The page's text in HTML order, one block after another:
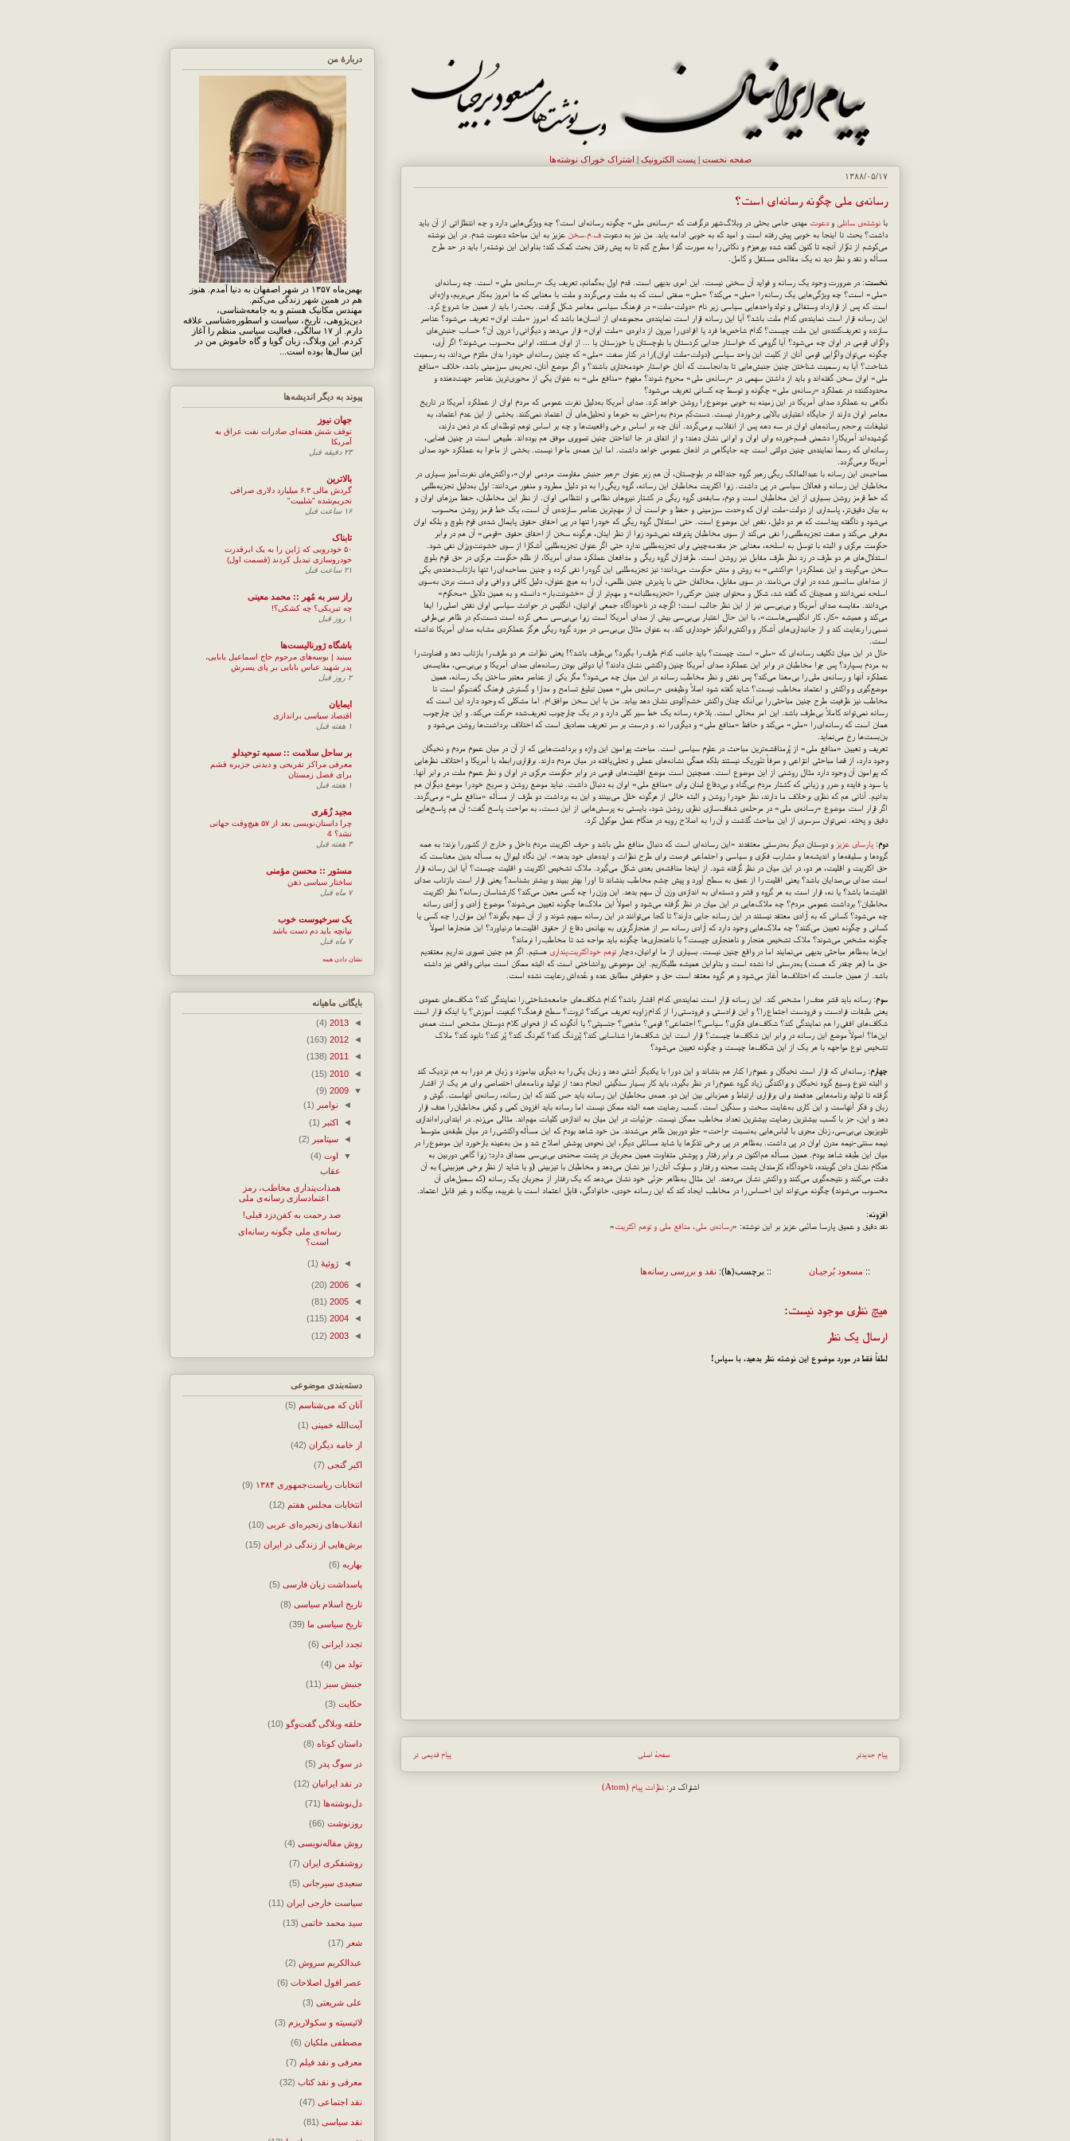
صفحه نخست | پست الکترونيک | اشتراک خوراک نوشته‌ها
۱۳۸۸/۰۵/۱۷
رسانه‌ی ملی چگونه رسانه‌ای است؟
با نوشته‌ی سانلی و دعوت مهدی جامی بحثی در وبلاگ‌شهر درگرفت که «رسانه‌ی ملی» چگونه رسانه‌ای است؟ چه ویژگی‌هایی دارد و چه انتظاراتی از آن باید
داشت؟ بحث تا اینجا به خوبی پیش رفته است و امید که به خوبی ادامه یابد. من نیز به دعوتف.م.سخن عزیز به این مباحثه دعوت شدم. در این نوشته
می‌کوشم از تکرار آنچه تا کنون گفته شده بپرهیزم و نکاتی را به صورت گذرا مطرح کنم تا به پیش رفتن بحث کمک کند؛ بنابراین این نوشته را باید در حد طرح
مسأله و نقد و نظر دید نه یک مقاله‌ی مستقل و کامل.
نخست: در ضرورت وجود یک رسانه و فواید آن سخنی نیست. این امری بدیهی است. قدم اول به‌گمانم، تعریف یک «رسانه‌ی ملی» است. چه رسانه‌ای
«ملی» است؟ چه ویژگی‌هایی یک رسانه را «ملی» می‌کند؟ «ملی» صفتی است که به ملت برمی‌گردد و ملت با معنایی که ما امروز به‌کار می‌بریم، واژه‌ای
است که پس از قرارداد وستفالی و تولد واحدهایی سیاسی زیر نام «دولت-ملت» در فرهنگ سیاسی معاصر شکل گرفت. بحث را باید از همین جا شروع کرد.
این رسانه قرار است نماینده‌ی کدام ملت باشد؟ آیا این رسانه قرار است نماینده‌ی مجموعه‌ای از انسان‌ها باشد که امروز «ملت ایران» تعریف می‌شود؟ عناصر
سازنده و تعریف‌کننده‌ی این ملت چیست؟ کدام شاخص‌ها فرد یا افرادی را بیرون از دایره‌ی «ملت ایران» قرار می‌دهد و دیگرانی را درون آن؟ حساب جنبش‌های
واگرای قومی در ایران چه می‌شود؟ آیا گروهی که خواستار جدایی کردستان یا بلوچستان یا خوزستان یا ... از ایران هستند، ایرانی محسوب می‌شوند؟ اگر آری،
چگونه می‌توان واگرایی قومی آنان از کلیت این واحد سیاسی (دولت-ملت ایران) را در کنار صفت «ملی» که چنین رسانه‌ای خود را بدان ملتزم می‌داند، به رسمیت
شناخت؟ آیا به رسمیت شناختن چنین جنبش‌هایی تا بدانجاست که آنان خواستار خودمختاری باشند؟ و اگر موضع آنان، تجریه‌ی سرزمینی باشد، خلاف «منافع
ملی» ایران سخن گفته‌اند و باید از داشتن سهمی در «رسانه‌ی ملی» محروم شوند؟ مفهوم «منافع ملی» به عنوان یکی از محوری‌ترین عناصر جهت‌دهنده و
محدودکننده در عملکرد «رسانه‌ی ملی» چگونه و توسط چه کسانی تعریف می‌شود؟
نگاهی به عملکرد صدای آمریکا در این زمینه به خوبی موضوع را روشن خواهد کرد. صدای آمریکا به‌دلیل نفرت عمومی که مردم ایران از عملکرد آمریکا در تاریخ
معاصر ایران دارند از جایگاه اعتباری بالایی برخوردار نیست. دست‌کم مردم به راحتی به خبرها و تحلیل‌های آن اعتماد نمی‌کنند. بخشی از این عدم اعتماد، به
تبلیغات پرحجم رسانه‌های ایران در سه دهه پس از انقلاب برمی‌گردد. آنان چه بر اساس برخی واقعیت‌ها و چه بر اساس توهم توطئه‌ای که در ذهن دارند،
کوشیده‌اند آمریکا را دشمنی قسم‌خورده برای ایران و ایرانی نشان دهند؛ و از اتفاق در جا انداختن چنین تصویری موفق هم بوده‌اند. طبیعی است در چنین فضایی،
رسانه‌ای که رسماً نماینده‌ی چنین دولتی است چه جایگاهی در اذهان عمومی خواهد داشت. اما این همه‌ی ماجرا نیست. بخشی از ماجرا به عملکرد خود صدای
آمریکا برمی‌گردد.
مصاحبه‌ی این رسانه با عبدالمالک ریگی رهبر گروه جندالله در بلوچستان، آن هم زیر عنوان «رهبر جنبش مقاومت مردمی ایران»، واکنش‌های نفرت‌آمیز بسیاری در
مخاطبان این رسانه و فعالان سیاسی در پی داشت. زیرا اکثریت مخاطبان این رسانه، گروه ریگی را به دو دلیل مطرود و منفور می‌دانند: اول به‌دلیل تجزیه‌طلبی
که خط قرمز روشن بسیاری از این مخاطبان است و دوم، سابقه‌ی گروه ریگی در کشتار نیروهای نظامی و انتظامی ایران. از نظر این مخاطبان، حفظ مرزهای ایران و
به بیان دقیق‌تر، پاسداری از دولت-ملت ایران که وحدت سرزمینی و حفظ و حراست آن از مهم‌ترین عناصر سازنده‌ی آن است، یک خط قرمز روشن محسوب
می‌شود و ناگفته پیداست که هر دو دلیل، نقض این موضوع است. حتی استدلال گروه ریگی که خود را تنها در پی احقاق حقوق پایمال شده‌ی قوم بلوچ و بلکه ایران
معرفی می‌کند و صفت تجزیه‌طلبی را نفی می‌کند از سوی مخاطبان پذیرفته نمی‌شود زیرا از نظر اینان، هرگونه سخن از احقاق حقوق «قومی» آن هم در برابر
حکومت مرکزی و البته با توسل به اسلحه، معنایی جز مقدمه‌چینی برای تجزیه‌طلبی ندارد حتی اگر عنوان تجزیه‌طلبی آشکارا از سوی خشونت‌ورزان نفی شود.
استدلال‌های هر دو طرف در رد نظر طرف مقابل نیز روشن است. طرفداران گروه ریگی و مدافعان عملکرد صدای آمریکا، از ظلم حکومت مرکزی در حق قوم بلوچ
سخن می‌گویند و این عملکرد را «واکنشی» به روش و منش حکومت می‌دانند؛ نیز تجزیه‌طلبی این گروه را نفی کرده و چنین مصاحبه‌ای را تنها بازتاب‌دهنده‌ی یکی
از صداهای سانسور شده در ایران می‌نامند. در سوی مقابل، مخالفان حتی با پذیرش چنین ظلمی، آن را به هیچ عنوان، دلیل کافی و وافی برای دست بردن به‌سوی
اسلحه نمی‌دانند و همچنان که گفته شد، شکل و محتوای چنین حرکتی را «تجزیه‌طلبانه» و مهم‌تر از آن «خشونت‌بار» دانسته و به همین دلایل «محکوم»
می‌دانند. مقایسه صدای آمریکا و بی‌بی‌سی نیز از این نظر جالب است؛ اگرچه در ناخودآگاه جمعی ایرانیان، انگلیس در حوادث سیاسی ایران نقش اصلی را ایفا
می‌کند و همیشه «کار، کار انگلیسی‌هاست»، با این حال اعتبار بی‌بی‌سی بیش از صدای آمریکا است زیرا بی‌بی‌سی سعی کرده است دست‌کم در ظاهر بی‌طرفی
نسبی را رعایت کند و از جانبداری‌های آشکار و واکنش‌برانگیز خودداری کند. به عنوان مثال بی‌بی‌سی در مورد گروه ریگی هرگز عملکردی مشابه صدای آمریکا نداشته
است.
حال در این میان تکلیف رسانه‌ای که «ملی» است چیست؟ باید جانب کدام طرف را بگیرد؟ بی‌طرف باشد؟! یعنی نظرات هر دو طرف را بازتاب دهد و قضاوت را
به مردم بسپارد؟ پس چرا مخاطبان در برابر این عملکرد صدای آمریکا چنین واکنشی نشان دادند؟ آیا دولتی بودن رسانه‌های صدای آمریکا و بی‌بی‌سی، مقایسه‌ی
عملکرد آنها و رسانه‌ی ملی را بی‌معنا می‌کند؟ پس نقش و نظر مخاطب رسانه در این میان چه می‌شود؟ مگر یکی از عناصر معتبر ساختن یک رسانه، همین
موضع‌گیری و واکنش و اعتماد مخاطب نیست؟ شاید گفته شود اصلاً وظیفه‌ی «رسانه‌ی ملی» همین تبلیغ تسامح و مدارا و گسترش فرهنگ گفت‌وگو است تا
مخاطب نیز ظرفیت طرح چنین مباحثی را بی‌آنکه چنان واکنش خشم‌آلودی نشان دهد بیابد. من با این سخن موافق‌ام. اما مشکلی که وجود دارد این است که
رسانه نمی‌تواند کاملاً بی‌طرف باشد. این امر محالی است. بلاخره رسانه یک خط سیر کلی دارد و در یک چارچوب تعریف‌شده حرکت می‌کند. و این چارچوب
همان است که رسانه‌ای را «ملی» می‌کند و حافظ «منافع ملی» و دیگری را نه. و درست بر سر تعریف مصادیق است که اختلاف برداشت‌ها روشن می‌شود و
بن‌بست‌ها رخ می‌نماید.
تعریف و تعیین «منافع ملی» از پُرمناقشه‌ترین مباحث در علوم سیاسی است. مباحث پیرامون این واژه و برداشت‌هایی که از آن در میان عموم مردم و نخبگان
وجود دارد، از قضا مباحثی انتزاعی و صرفاً تئوریک نیستند بلکه همگی نشانه‌های عملی و تجلی‌یافته در میان مردم دارند. برقراری رابطه با آمریکا و اختلاف نظرهایی
که پیرامون آن وجود دارد مثال روشنی از این موضوع است. همچنین است موضع اقلیت‌های قومی در برابر حکومت مرکزی در ایران و نظر عموم ملت در برابر آنها.
یا سود و فایده و ضرر و زیانی که کشتار مردم بی‌گناه و بی‌دفاع لبنان برای «منافع ملی» ایران به دنبال داشت. نباید موضع روشن و صریح خود را موضع دیگران هم
بدانیم. آنانی هم که نظری برخلاف ما دارند، نظر خود را روشن و البته خالی از هرگونه خلل می‌بینند و این به برداشت دو طرف از مسأله «منافع ملی» برمی‌گردد.
اگر قرار است موضوع «رسانه‌ی ملی» در مرحله‌ی شفاف‌سازی نظری روشن شود، بایستی به پرسش‌هایی از این دست، به صراحت پاسخ گفت؛ آن هم پاسخ‌هایی
دقیق و پخته. نمی‌توان سرسری از این مباحث گذشت و آن را به اصلاح رویه در هنگام عمل موکول کرد.
دوم: پارسای عزیز و دوستان دیگر به‌درستی معتقدند «این رسانه‌ای است که دنبال منافع ملی باشد و حرف اکثریت مردم داخل و خارج از کشور را بزند؛ به همه
گروه‌ها و سلیقه‌ها و اندیشه‌ها و مشارب فکری و سیاسی و اجتماعی فرصت برای طرح نظرات و ایده‌های خود بدهد». این نگاه لیبرال به مسأله بدین معناست که
حق اکثریت و اقلیت، هر دو، در این میان در نظر گرفته شود. از اینجا مناقشه‌ی بعدی شکل می‌گیرد. ملاک تشخیص اکثریت و اقلیت چیست؟ آیا این رسانه قرار
است صدای بی‌صدایان باشد؟ یعنی اقلیت را از عمق به سطح آورد و پیش چشم مخاطب بنشاند تا او را بهتر ببیند و بیشتر بشناسد؟ یعنی قرار است بازتاب صدای
اقلیت‌ها باشد؟ یا نه، قرار است به هر گروه و قشر و دسته‌ای به اندازه‌ی وزن آن سهم بدهد. این وزن را چه کسی معین می‌کند؟ کارشناسان رسانه؟ نظر اکثریت
مخاطبان؟ برداشت عمومی مردم؟ چه ملاک‌هایی در این میان در نظر گرفته می‌شود و اصولاً این ملاک‌ها چگونه تعیین می‌شوند؟ موضوع آزادی و آزادی رسانه
چه می‌شود؟ کسانی که به آزادی معتقد نیستند در این رسانه جایی دارند؟ تا کجا می‌توانند در این رسانه سهیم شوند و از آن سهم بگیرند؟ این میزان را چه کسی یا
کسانی و چگونه تعیین می‌کنند؟ چه ملاک‌هایی وجود دارد که آزادی رسانه سر از هنجارگریزی به بهانه‌ی دفاع از حقوق اقلیت‌ها درنیاورد؟ این هنجارها اصولاً
چگونه مشخص می‌شوند؟ ملاک تشخیص هنجار و ناهنجاری چیست؟ با ناهنجاری‌ها چگونه باید مواجه شد تا مخاطب را نرماند؟
این‌ها به‌ظاهر مباحثی بدیهی می‌نمایند اما در واقع چنین نیست. بسیاری از ما ایرانیان، دچار توهم خوداکثریت‌پنداری هستیم. اگر هم چنین تصوری نداریم معتقدیم
حق ما (هر چقدر که هست) به‌درستی ادا نشده است و بنابراین همیشه طلبکاریم. این موضوعی روانشاختی است که البته ممکن است مبانی واقعی نیز داشته
باشد. از همین جاست که اختلاف‌ها آغاز می‌شود و هر گروه معتقد است حق و حقوقش مطابق عده و عُده‌اش رعایت نشده است.
سوم: رسانه باید قشر هدف را مشخص کند. این رسانه قرار است نماینده‌ی کدام اقشار باشد؟ کدام شکاف‌های جامعه‌شناختی را نمایندگی کند؟ شکاف‌های عمودی
یعنی طبقات فرادست و فرودست اجتماع را؟ و این فرادستی و فرودستی را از کدام زاویه تعریف می‌کند؟ ثروت؟ سطح فرهنگ؟ کیفیت آموزش؟ یا اینکه قرار است
شکاف‌های افقی را هم نمایندگی کند؟ شکاف‌های فکری؟ سیاسی؟ اجتماعی؟ قومی؟ مذهبی؟ جنسیتی؟ یا آنگونه که از فحوای کلام دوستان مشخص است همه‌ی
این‌ها؟ اصولاً موضع این رسانه در برابر این شکاف‌ها چیست؟ قرار است این شکاف‌ها را شناسایی کند؟ پُررنگ کند؟ کمرنگ کند؟ پُر کند؟ نابود کند؟ ملاک
تشخیص نوع مواجهه با هر یک از این شکاف‌ها چیست و چگونه تعیین می‌شود؟
چهارم: رسانه‌ای که قرار است نخبگان و عموم را کنار هم بنشاند و این دو را با یکدیگر آشتی دهد و زبان یکی را به دیگری بیاموزد و زبان هر دو را به هم نزدیک کند
و البته تنوع وسیع گروه نخبگان و پراکندگی زیاد گروه عموم را در نظر بگیرد، باید کار بسیار سنگینی انجام دهد؛ از تولید برنامه‌های اختصاصی برای هر یک از اقشار
گرفته تا تولید برنامه‌هایی هدفمند برای برقراری ارتباط و همزبانی بین این دو. همه‌ی مخاطبان این رسانه باید حس کنند که این رسانه، رسانه‌ی آنهاست. گوش و
زبان و فکر آنهاست و این کاری به‌غایت سخت و سنگین است. کسب رضایت همه البته ممکن نیست اما رسانه باید افزودن کمی و کیفی مخاطبان را هدف قرار
دهد و این، جز با کسب بیشترین رضایت بیشترین تعداد مخاطب ممکن نیست. جزئیات در این میان به اندازه‌ی کلیات مهم‌اند. مثالی می‌زنم. در ابتدای راه‌اندازی
تلویزیون بی‌بی‌سی، زنان مجری با لباس‌هایی به‌نسبت «راحت» جلو دوربین ظاهر می‌شدند. من خود شاهد بودم که این مسأله واکنشی را در میان طبقه‌ی متوسط
نیمه سنتی-نیمه مدرن ایران در پی داشت. به‌ظاهر در پی برخی تذکرها یا شاید مسائلی دیگر، این نحوه‌ی پوشش اصلاح شد و من به‌عینه بازخورد این موضوع را در
میان این طبقه شاهد بودم. همین مسأله هم‌اکنون در برابر رفتار و پوشش متفاوت همین مجریان در پشت صحنه‌ی بی‌بی‌سی مصداق دارد؛ زیرا گاهی دوربین به
هنگام نشان دادن گوینده، ناخودآگاه کارمندان پشت صحنه و رفتار و سلوک آنان را نیز نشان می‌دهد و مخاطبان با تیزبینی (و یا شاید از نظر برخی هیزبینی) به آن
دقت می‌کنند و نتیجه‌گیری می‌کنند و واکنش نشان می‌دهند. این مثال به‌ظاهر جزئی خود نشان می‌دهد که یک رفتار از مجریان یک رسانه (که سمبل‌های آن
محسوب می‌شوند) چگونه می‌تواند این احساس را در مخاطب ایجاد کند که این رسانه خودی، خانوادگی، قابل اعتماد است یا غریبه، بیگانه و غیر قابل اعتماد.
افزونه:
نقد دقیق و عمیق پارسا صائبی عزیز بر این نوشته: «رسانه‌ی ملی، منافع ملی و توهم اکثریت»
:: مسعود بُرجيـان :: برچسب(ها): نقد و بررسی رسانه‌ها
هیچ نظری موجود نیست:
ارسال یک نظر
لطفاً فقط در مورد موضوع این نوشته نظر بدهید. با سپاس!
پیام جدیدتر پیام قدیمی تر صفحهٔ اصلی
اشتراک در:نظرات پیام (Atom)
دربارهٔ من
بهمن‌ماه ۱۳۵۷ در شهر اصفهان به دنیا آمدم. هنوز
هم در همین شهر زندگی می‌کنم.
مهندس مکانیک هستم و به جامعه‌شناسی،
دین‌پژوهی، تاریخ، سیاست و اسطوره‌شناسی علاقه
دارم. از ۱۷ سالگی، فعالیت سیاسی منظم را آغاز
کردم. این وبلاگ، زبان گویا و گاه خاموش من در
این سال‌ها بوده است...
پيوند به ديگر انديشه‌ها
جهان نيوز
توقف شش هفته‌ای صادرات نفت عراق به
آمریکا
۲۳ دقیقه قبل
بالاترین
گردش مالی ۶.۳ میلیارد دلاری صرافی
تحریم‌شده "شلبیت"
۱۶ ساعت قبل
تابناک
۵۰ خودرویی که ژاپن را به یک ابرقدرت
خودروسازی تبدیل کردند (قسمت اول)
۲۱ ساعت قبل
راز سر به مُهر :: محمد معینی
چه تبریکی؟ چه کشکی؟!
۱ روز قبل
باشگاه ژورنالیست‌ها
ببینید | بوسه‌های مرحوم حاج اسماعیل بابایی،
پدر شهید عباس بابایی بر پای پسرش
۲ روز قبل
ایمایان
اقتصاد سیاسی براندازی
۱ هفته قبل
بر ساحل سلامت :: سمیه توحیدلو
معرفی مراکز تفریحی و دیدنی جزیره قشم
برای فصل زمستان
۱ هفته قبل
مجيد زُهَری
چرا داستان‌نویسی بعد از ۵۷ هیچ‌وقت جهانی
نشد؟ 4
۳ هفته قبل
مستور :: محسن مؤمنی
ساختار سیاسی ذهن
۷ ماه قبل
یک سرخپوست خوب
تپانچه باید دم دست باشد
۷ ماه قبل
نشان دادن همه
بایگانی ماهیانه
◄
2013
(4)
◄
2012
(163)
◄
2011
(138)
◄
2010
(15)
▼
2009
(9)
◄ نوامبر (1)
◄ اکتبر (1)
◄سپتامبر (2)
▼ اوت (4)
عقاب
همذات‌پنداری مخاطب، رمز
اعتمادسازی رسانه‌ی ملی
صد رحمت به کفن‌دزد قبلی!
رسانه‌ی ملی چگونه رسانه‌ای
است؟
◄ژوئیهٔ (1)
◄
2006
(20)
◄
2005
(81)
◄
2004
(115)
◄
2003
(12)
دسته‌بندی موضوعی
آنان که می‌شناسم (5)
آیت‌الله خمینی (1)
از خامه دیگران (42)
اکبر گنجی (7)
انتخابات ریاست‌جمهوری ۱۳۸۴ (9)
انتخابات مجلس هفتم (12)
انقلاب‌های زنجیره‌ای عربی (10)
برش‌هایی از زندگی در ایران (15)
بهاریه (6)
پاسداشت زبان فارسی (5)
تاریخ اسلام سیاسی (8)
تاریخ سیاسی ما (39)
تجدد ایرانی (6)
تولد من (4)
جنبش سبز (11)
حکایت (3)
حلقه وبلاگی گفت‌وگو (10)
داستان کوتاه (8)
در سوگ پدر (5)
در نقد ایرانیان (12)
دل‌نوشته‌ها (71)
روزنوشت (66)
روش مقاله‌نویسی (4)
روشنفکری ایران (7)
سعیدی سیرجانی (5)
سیاست خارجی ایران (11)
سید محمد خاتمی (13)
شعر (17)
عبدالکریم سروش (2)
عصر افول اصلاحات (6)
علی شریعتی (3)
لائیسیته و سکولاریزم (3)
مصطفی ملکیان (6)
معرفی و نقد فیلم (7)
معرفی و نقد کتاب (32)
نقد اجتماعی (47)
نقد سیاسی (81)